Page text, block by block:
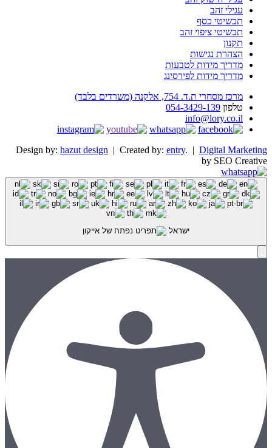
עגילי זהב
תכשיטי כסף
תכשיטי ציפוי זהב
תקנון
הצהרת נגישות
מדריך מידות לטבעות
מדריך מידות לפירסינג
מרכז מסחרי ת.ד. 754, אלקנה (משרדים בלבד)
טלפון 054-3429-139
info@lory.co.il
Design by: hazut design | Created by: entry. | Digital Marketing
by SEO Creative
ישראל